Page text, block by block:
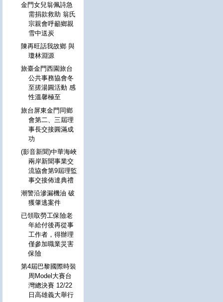
金門女兒翁佩詩急
需捐款救助 翁氏
宗親會呼籲鄉親
雪中送炭
陳再旺話我故鄉 與
瓊林淵源
旅臺金門西園旅台
公共事務協會冬
至搓湯圓活動 感
性溫馨極至
旅台屏東金門同鄉
會第二、三屆理
事長交接圓滿成
功
(影音新聞)中華海峽
兩岸新聞事業交
流協會第9屆理監
事交接佈達典禮
潮警沿滲漏機油 破
獲肇逃案件
已領取勞工保險老
年給付後再從事
工作者，得辦理
僅參加職業災害
保險
第4屆巴黎國際時裝
周Model大賽台
灣總決賽 12/22
日高雄義大舉行